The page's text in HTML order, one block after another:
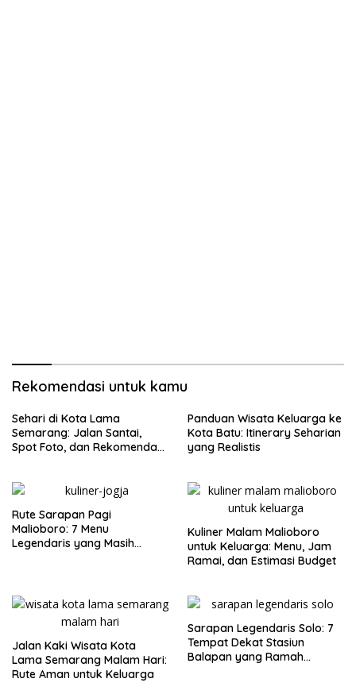
Rekomendasi untuk kamu
Sehari di Kota Lama
Semarang: Jalan Santai,
Spot Foto, dan Rekomendasi
Panduan Wisata Keluarga ke
Kota Batu: Itinerary Seharian
yang Realistis
Rute Sarapan Pagi
Malioboro: 7 Menu
Legendaris yang Masih
Kuliner Malam Malioboro
untuk Keluarga: Menu, Jam
Ramai, dan Estimasi Budget
Jalan Kaki Wisata Kota
Lama Semarang Malam Hari:
Rute Aman untuk Keluarga
Sarapan Legendaris Solo: 7
Tempat Dekat Stasiun
Balapan yang Ramah